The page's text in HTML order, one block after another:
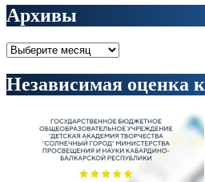
Архивы
Архивы
Независимая оценка